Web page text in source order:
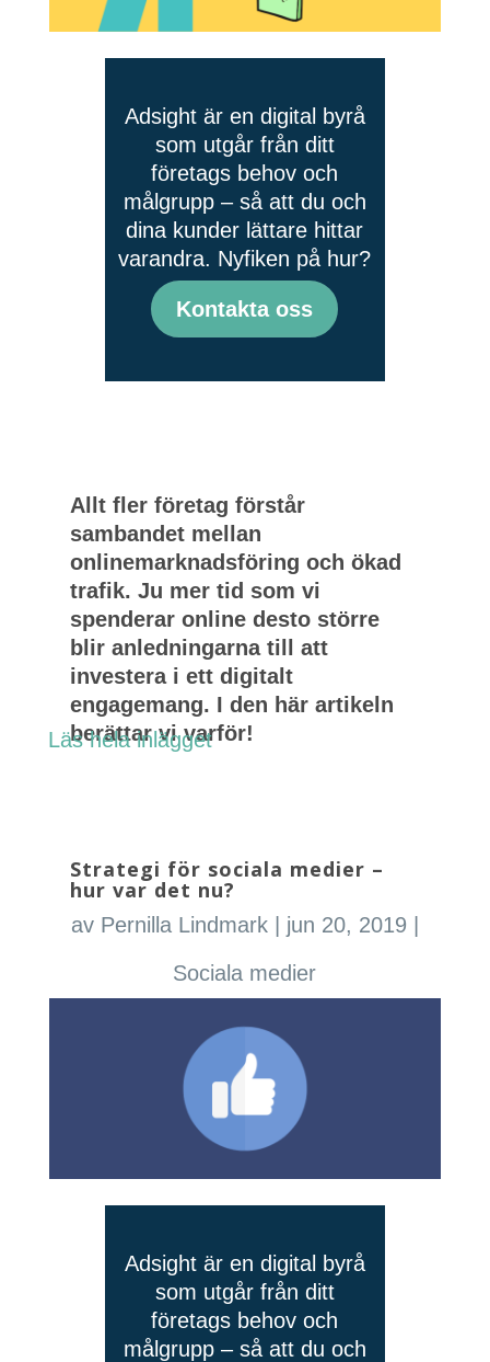
Adsight är en digital byrå
som utgår från ditt
företags behov och
målgrupp – så att du och
dina kunder lättare hittar
varandra. Nyfiken på hur?
Kontakta oss
Allt fler företag förstår
sambandet mellan
onlinemarknadsföring och ökad
trafik. Ju mer tid som vi
spenderar online desto större
blir anledningarna till att
investera i ett digitalt
engagemang. I den här artikeln
berättar vi varför!
Läs hela inlägget
Strategi för sociala medier –
hur var det nu?
av Pernilla Lindmark| jun 20, 2019
Sociala medier
Adsight är en digital byrå
som utgår från ditt
företags behov och
målgrupp – så att du och